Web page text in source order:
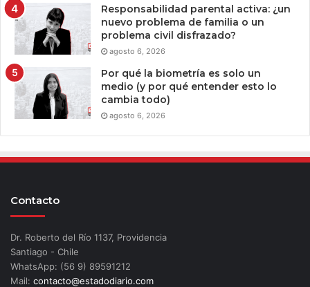
Responsabilidad parental activa: ¿un
nuevo problema de familia o un
problema civil disfrazado?
agosto 6, 2026
Por qué la biometría es solo un
medio (y por qué entender esto lo
cambia todo)
agosto 6, 2026
Contacto
Dr. Roberto del Río 1137, Providencia
Santiago - Chile
WhatsApp: (56 9) 89591212
Mail: contacto@estadodiario.com